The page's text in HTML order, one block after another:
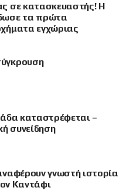
σε κατασκευαστής! Η
τα πρώτα
εγχώριας
καταστρέφεται –
συνείδηση
γνωστή ιστορία
Καντάφι